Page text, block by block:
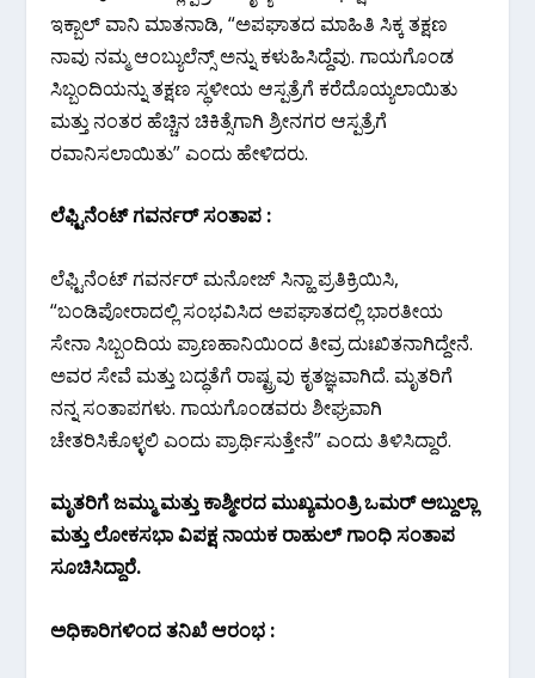
ಇಕ್ಬಾಲ್ ವಾನಿ ಮಾತನಾಡಿ, “ಅಪಘಾತದ ಮಾಹಿತಿ ಸಿಕ್ಕ ತಕ್ಷಣ
ನಾವು ನಮ್ಮ ಆಂಬ್ಯುಲೆನ್ಸ್ ಅನ್ನು ಕಳುಹಿಸಿದ್ದೆವು. ಗಾಯಗೊಂಡ
ಸಿಬ್ಬಂದಿಯನ್ನು ತಕ್ಷಣ ಸ್ಥಳೀಯ ಆಸ್ಪತ್ರೆಗೆ ಕರೆದೊಯ್ಯಲಾಯಿತು
ಮತ್ತು ನಂತರ ಹೆಚ್ಚಿನ ಚಿಕಿತ್ಸೆಗಾಗಿ ಶ್ರೀನಗರ ಆಸ್ಪತ್ರೆಗೆ
ರವಾನಿಸಲಾಯಿತು” ಎಂದು ಹೇಳಿದರು.
ಲೆಫ್ಟಿನೆಂಟ್ ಗವರ್ನರ್ ಸಂತಾಪ :
ಲೆಫ್ಟಿನೆಂಟ್ ಗವರ್ನರ್ ಮನೋಜ್ ಸಿನ್ಹಾ ಪ್ರತಿಕ್ರಿಯಿಸಿ,
“ಬಂಡಿಪೋರಾದಲ್ಲಿ ಸಂಭವಿಸಿದ ಅಪಘಾತದಲ್ಲಿ ಭಾರತೀಯ
ಸೇನಾ ಸಿಬ್ಬಂದಿಯ ಪ್ರಾಣಹಾನಿಯಿಂದ ತೀವ್ರ ದುಃಖಿತನಾಗಿದ್ದೇನೆ.
ಅವರ ಸೇವೆ ಮತ್ತು ಬದ್ಧತೆಗೆ ರಾಷ್ಟ್ರವು ಕೃತಜ್ಞವಾಗಿದೆ. ಮೃತರಿಗೆ
ನನ್ನ ಸಂತಾಪಗಳು. ಗಾಯಗೊಂಡವರು ಶೀಘ್ರವಾಗಿ
ಚೇತರಿಸಿಕೊಳ್ಳಲಿ ಎಂದು ಪ್ರಾರ್ಥಿಸುತ್ತೇನೆ” ಎಂದು ತಿಳಿಸಿದ್ದಾರೆ.
ಮೃತರಿಗೆ ಜಮ್ಮು ಮತ್ತು ಕಾಶ್ಮೀರದ ಮುಖ್ಯಮಂತ್ರಿ ಒಮರ್ ಅಬ್ದುಲ್ಲಾ
ಮತ್ತು ಲೋಕಸಭಾ ವಿಪಕ್ಷ ನಾಯಕ ರಾಹುಲ್ ಗಾಂಧಿ ಸಂತಾಪ
ಸೂಚಿಸಿದ್ದಾರೆ.
ಅಧಿಕಾರಿಗಳಿಂದ ತನಿಖೆ ಆರಂಭ :